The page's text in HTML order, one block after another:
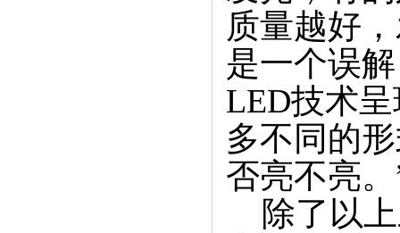
质量越好
是一个误
LED技术
多不同的
否亮不亮。
除了以上